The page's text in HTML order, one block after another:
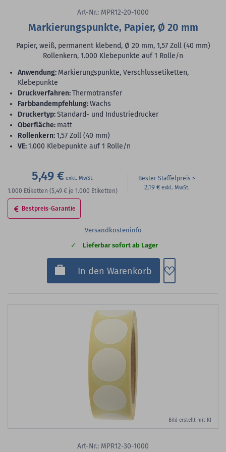
Art-Nr.: MPR12-20-1000
Markierungspunkte, Papier, Ø 20 mm
Papier, weiß, permanent klebend, Ø 20 mm, 1,57 Zoll (40 mm)
Rollenkern, 1.000 Klebepunkte auf 1 Rolle/n
Anwendung: Markierungspunkte, Verschlussetiketten,
Klebepunkte
Druckverfahren:Thermotransfer
Farbbandempfehlung:Wachs
Druckertyp:Standard- und Industriedrucker
Oberfläche: matt
Rollenkern:1,57 Zoll (40 mm)
VE:1.000 Klebepunkte auf 1 Rolle/n
5,49 €
1.000 Etiketten (5,49 € je 1.000 Etiketten)
Bester Staffelpreis
2,19 €
Bestpreis-Garantie
Versandkosteninfo
Lieferbar sofort ab Lager
In den Warenkorb Zum
Bild erstellt mit KI
Art-Nr.: MPR12-30-1000